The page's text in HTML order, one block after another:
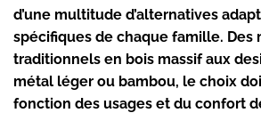
d’une multitude d’alternatives
spécifiques de chaque famille. Des
traditionnels en bois massif aux
métal léger ou bambou, le choix
fonction des usages et du confort